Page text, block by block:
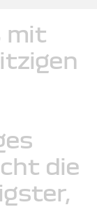
mit
die